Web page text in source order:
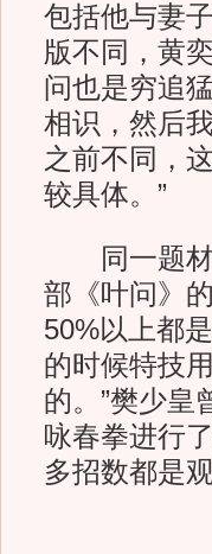
包括他与妻
版不同，黄
问也是穷追
相识，然后
之前不同，
较具体。”
同一题材
部《叶问》
50%以上都
的时候特技
的。”樊少皇
咏春拳进行
多招数都是